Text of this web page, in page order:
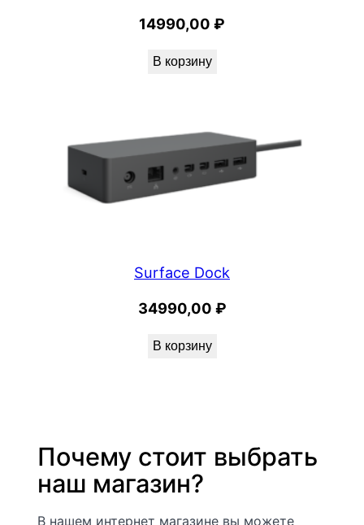
14990,00 ₽
В корзину
Surface Dock
34990,00 ₽
В корзину
Почему стоит выбрать
наш магазин?
В нашем интернет магазине вы можете